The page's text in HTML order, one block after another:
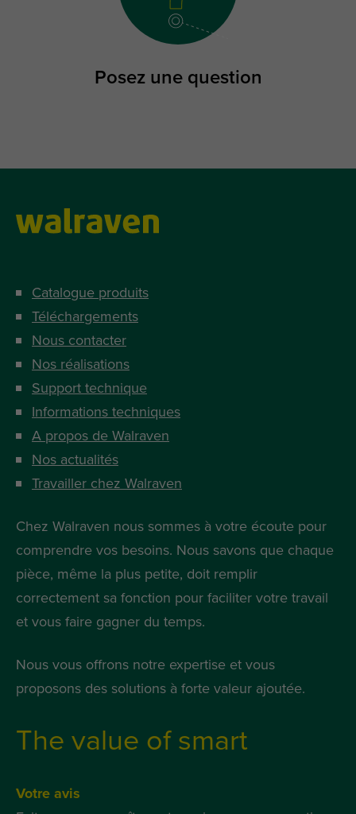
Posez une question
Catalogue produits
Téléchargements
Nous contacter
Nos réalisations
Support technique
Informations techniques
A propos de Walraven
Nos actualités
Travailler chez Walraven
Chez Walraven nous sommes à votre écoute pour
comprendre vos besoins. Nous savons que chaque
pièce, même la plus petite, doit remplir
correctement sa fonction pour faciliter votre travail
et vous faire gagner du temps.
Nous vous offrons notre expertise et vous
proposons des solutions à forte valeur ajoutée.
The value of smart
Votre avis